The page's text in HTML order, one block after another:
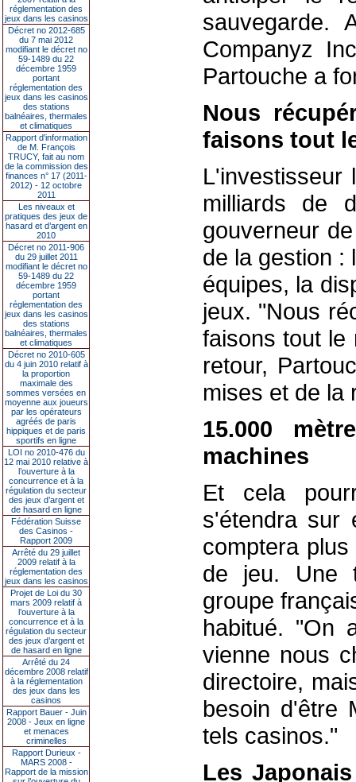
réglementation des
jeux dans les casinos
Décret no 2012-685
du 7 mai 2012
modifiant le décret no
59-1489 du 22
décembre 1959
portant
réglementation des
jeux dans les casinos
des stations
balnéaires, thermales
et climatiques
Rapport d'information
de M. François
TRUCY, fait au nom
de la commission des
finances n° 17 (2011-
2012) - 12 octobre
2011
Les niveaux et
pratiques des jeux de
hasard et d’argent en
2010
Décret no 2011-906
du 29 juillet 2011
modifiant le décret no
59-1489 du 22
décembre 1959
portant
réglementation des
jeux dans les casinos
des stations
balnéaires, thermales
et climatiques
Décret no 2010-605
du 4 juin 2010 relatif à
la proportion
maximale des
sommes versées en
moyenne aux joueurs
par les opérateurs
agréés de paris
hippiques et de paris
sportifs en ligne
LOI no 2010-476 du
12 mai 2010 relative à
l’ouverture à la
concurrence et à la
régulation du secteur
des jeux d’argent et
de hasard en ligne
Fédération Suisse
des Casinos -
Rapport 2009
Arrêté du 29 juillet
2009 relatif à la
réglementation des
jeux dans les casinos
Projet de Loi du 30
mars 2009 relatif à
l’ouverture à la
concurrence et à la
régulation du secteur
des jeux d’argent et
de hasard en ligne
Arrêté du 24
décembre 2008 relatif
à la réglementation
des jeux dans les
casinos
Rapport Bauer - Juin
2008 - Jeux en ligne
et menaces
criminelles
Rapport Durieux -
MARS 2008 -
Rapport de la mission
sauvegarde.
Companyz
Partouche a
Nous
faisons tout
L'investisseur
milliards de
gouverneur
de la gestion :
équipes, la
jeux. "Nous
faisons tout le
retour,
mises et de la
15.000
machines
Et cela
s'étendra sur
comptera
de jeu. Une
groupe
habitué. "On
vienne nous
directoire,
besoin d'être
tels casinos."
Les